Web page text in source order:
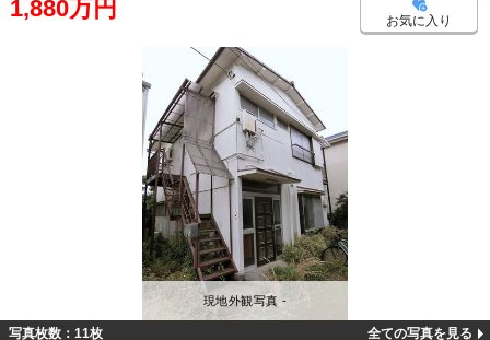
1,880万円 お気に入り
現地外観写真 -
写真枚数：11枚 全ての写真を見る